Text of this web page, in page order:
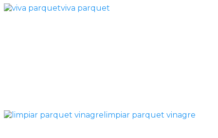
viva parquet
limpiar parquet vinagre